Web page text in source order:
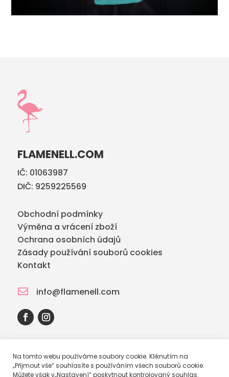
FLAMENELL.COM
IČ: 01063987
DIČ: 9259225569
Obchodní podmínky
Výměna a vrácení zboží
Ochrana osobních údajů
Zásady používání souborů cookies
Kontakt
 info@flamenell.com
Na tomto webu používáme soubory cookie. Kliknutím na
„Přijmout vše“ souhlasíte s používáním všech souborů cookie.
Můžete však v„Nastavení“ poskytnout kontrolovaný souhlas.